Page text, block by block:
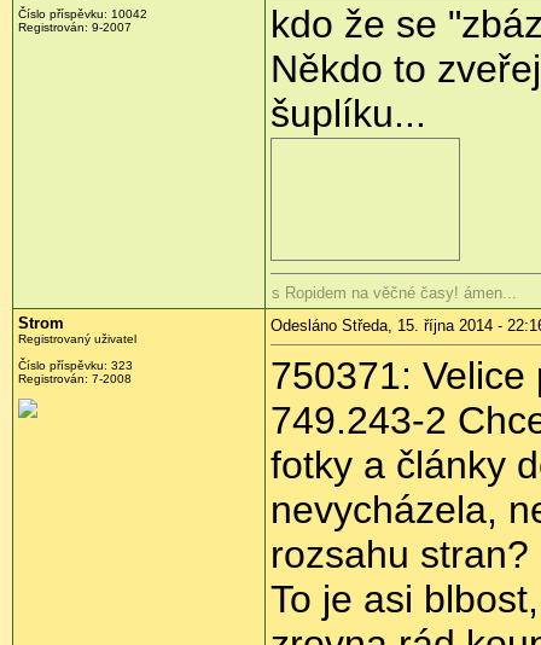
Číslo příspěvku: 10042
Registrován: 9-2007
kdo že se
Někdo to
šuplíku...
s Ropidem na věčné časy! ámen...
Strom
Registrovaný uživatel
Číslo příspěvku: 323
Registrován: 7-2008
Odesláno Středa, 15. října 2014 -
750371:
749.243-2
fotky a články
nevycházela,
rozsahu stran?
To je asi